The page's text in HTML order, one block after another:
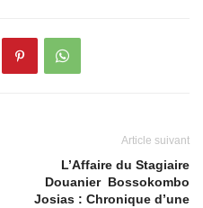
Article suivant
L’Affaire du Stagiaire
Douanier Bossokombo
Josias : Chronique d’une